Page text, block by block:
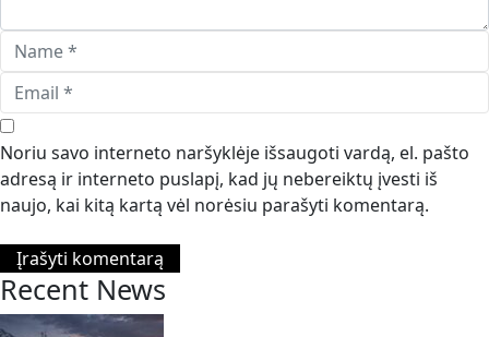
Noriu savo interneto naršyklėje išsaugoti vardą, el. pašto
adresą ir interneto puslapį, kad jų nebereiktų įvesti iš
naujo, kai kitą kartą vėl norėsiu parašyti komentarą.
Recent News